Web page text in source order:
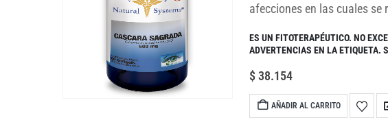
afecciones en las cuales
ES UN FITOTERAPÉUTICO. NO
ADVERTENCIAS EN LA ETIQUETA.
$38.154
AÑADIR AL CARRITO